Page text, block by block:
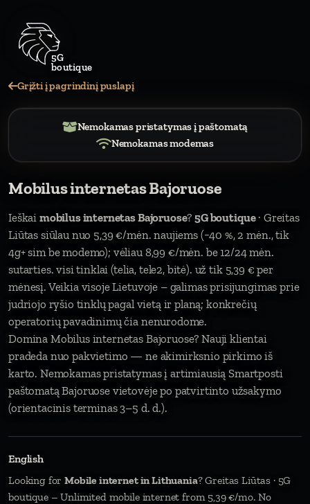
Grįžti į pagrindinį puslapį
Nemokamas pristatymas į paštomatą
Nemokamas modemas
Mobilus internetas Bajoruose
Ieškai mobilus internetas Bajoruose?5G boutique· Greitas
Liūtas siūlau nuo 5,39 €/mėn. naujiems (−40 %, 2 mėn., tik
4g+ sim be modemo); vėliau 8,99 €/mėn. be 12/24 mėn.
sutarties. visi tinklai (telia, tele2, bitė). už tik 5,39 € per
mėnesį. Veikia visoje Lietuvoje – galimas prisijungimas prie
judriojo ryšio tinklų pagal vietą ir planą; konkrečių
operatorių pavadinimų čia nenurodome.
Domina Mobilus internetas Bajoruose? Nauji klientai
pradeda nuo pakvietimo — ne akimirksnio pirkimo iš
karto. Nemokamas pristatymas į artimiausią Smartposti
paštomatą Bajoruose vietovėje po patvirtinto užsakymo
(orientacinis terminas 3–5 d. d.).
English
Looking forMobile internet in Lithuania? Greitas Liūtas · 5G
boutique – Unlimited mobile internet from 5,39 €/mo. No